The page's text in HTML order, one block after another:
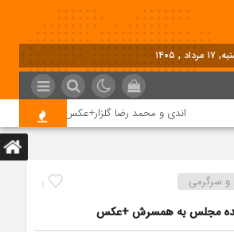
, ۱۴۰۵
اندی و محمد رضا گلزار+عکس
1 و سرگرمی
مجلس به همسرش +عکس